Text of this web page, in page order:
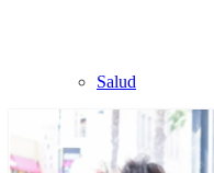
Salud